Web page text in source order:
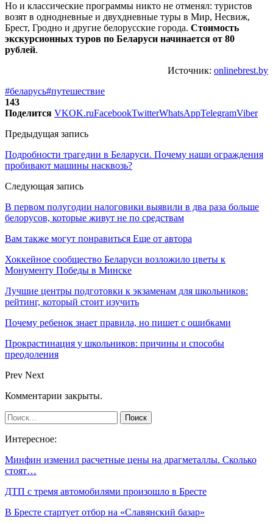
Но и классические программы никто не отменял: туристов
возят в однодневные и двухдневные туры в Мир, Несвиж,
Брест, Гродно и другие белорусские города. Стоимость
экскурсионных туров по Беларуси начинается от 80
рублей.
Источник: onlinebrest.by
#беларусь#путешествие
143
Поделится VKOK.ruFacebookTwitterWhatsAppTelegramViber
Предыдущая запись
Подробности трагедии в Беларуси. Почему наши ограждения
пробивают машины насквозь?
Следующая запись
В первом полугодии налоговики выявили в два раза больше
белорусов, которые живут не по средствам
Вам также могут понравиться Еще от автора
Хоккейное сообщество Беларуси возложило цветы к
Монументу Победы в Минске
Лучшие центры подготовки к экзаменам для школьников:
рейтинг, который стоит изучить
Почему ребенок знает правила, но пишет с ошибками
Прокрастинация у школьников: причины и способы
преодоления
Prev Next
Комментарии закрыты.
Интересное:
Минфин изменил расчетные цены на драгметаллы. Сколько
стоят…
ДТП с тремя автомобилями произошло в Бресте
В Бресте стартует отбор на «Славянский базар»